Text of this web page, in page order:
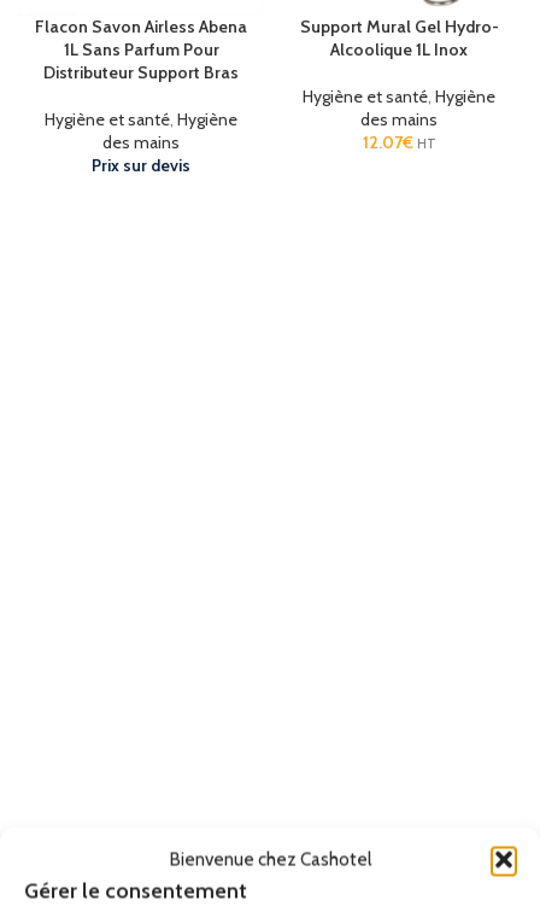
Bienvenue chez Cashotel
Gérer le consentement
Flacon Savon Airless Abena
1L Sans Parfum Pour
Distributeur Support Bras
Hygiène et santé, Hygiène
des mains
Prix sur devis
Support Mural Gel Hydro-
Alcoolique 1L Inox
Hygiène et santé, Hygiène
des mains
12.07€ HT